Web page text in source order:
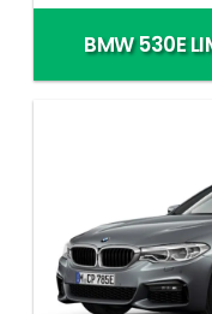
BMW 530E